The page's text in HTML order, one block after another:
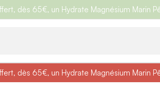
: Profitez de-25% + Livraison offertedès
BRADERIE :-40% sur une sélection
dès 65€, un Hydrate Magnésium Marin
: Profitez de-25% + Livraison offertedès
Braderie :-40% sur une sélection
dès 65€, un Hydrate Magnésium Marin